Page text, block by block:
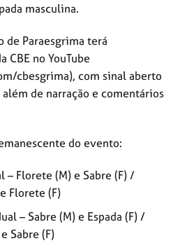
masculina.
de Paraesgrima terá
CBE no YouTube
cbesgrima), com sinal aberto
de narração e comentários
do evento:
– Florete (M) e Sabre (F) /
Florete (F)
– Sabre (M) e Espada (F) /
Sabre (F)